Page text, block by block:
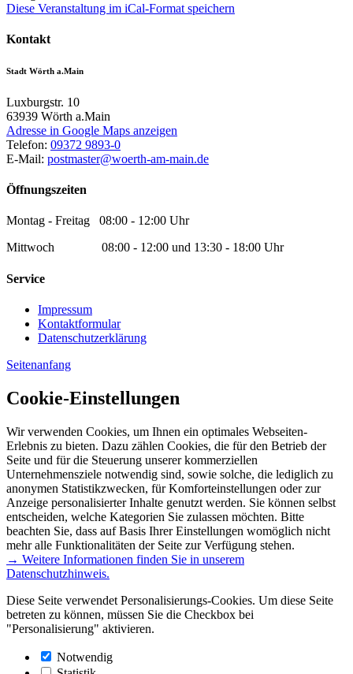
Diese Veranstaltung im iCal-Format speichern
Kontakt
Stadt Wörth a.Main
Luxburgstr. 10
63939 Wörth a.Main
Adresse in Google Maps anzeigen
Telefon: 09372 9893-0
E-Mail: postmaster@woerth-am-main.de
Öffnungszeiten
Montag - Freitag 08:00 - 12:00 Uhr
Mittwoch 08:00 - 12:00 und 13:30 - 18:00 Uhr
Service
Impressum
Kontaktformular
Datenschutzerklärung
Seitenanfang
Cookie-Einstellungen
Wir verwenden Cookies, um Ihnen ein optimales Webseiten-
Erlebnis zu bieten. Dazu zählen Cookies, die für den Betrieb der
Seite und für die Steuerung unserer kommerziellen
Unternehmensziele notwendig sind, sowie solche, die lediglich zu
anonymen Statistikzwecken, für Komforteinstellungen oder zur
Anzeige personalisierter Inhalte genutzt werden. Sie können selbst
entscheiden, welche Kategorien Sie zulassen möchten. Bitte
beachten Sie, dass auf Basis Ihrer Einstellungen womöglich nicht
mehr alle Funktionalitäten der Seite zur Verfügung stehen.
→ Weitere Informationen finden Sie in unserem
Datenschutzhinweis.
Diese Seite verwendet Personalisierungs-Cookies. Um diese Seite
betreten zu können, müssen Sie die Checkbox bei
"Personalisierung" aktivieren.
Notwendig